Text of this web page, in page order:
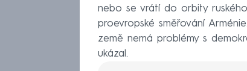
nebo se vrátí do orbity
proevropské směřování
země nemá problémy s
ukázal.